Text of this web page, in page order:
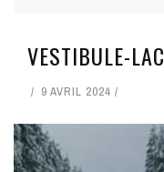
VESTIBULE-
9 AVRIL 2024